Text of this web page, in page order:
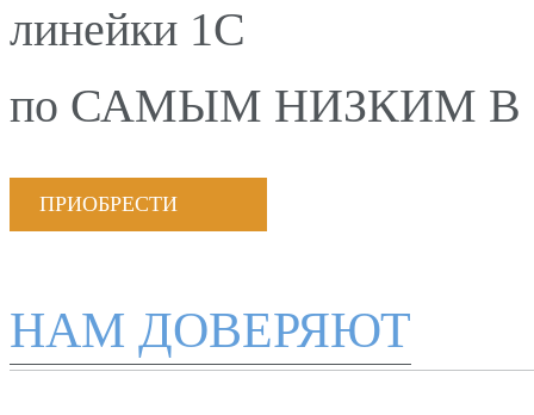
линейки 1С
по САМЫМ НИЗКИМ В
ПРИОБРЕСТИ
НАМ ДОВЕРЯЮТ